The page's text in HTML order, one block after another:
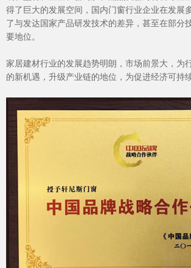
得了巨大的发展空间，国内门窗行业企业在发展
了与发达国家产品研发技术的差异，甚至在部分
要地位。
家居建材行业的发展趋势明朗，市场前景大，为
的新机遇，升级产业链的地位，为促进经济可持